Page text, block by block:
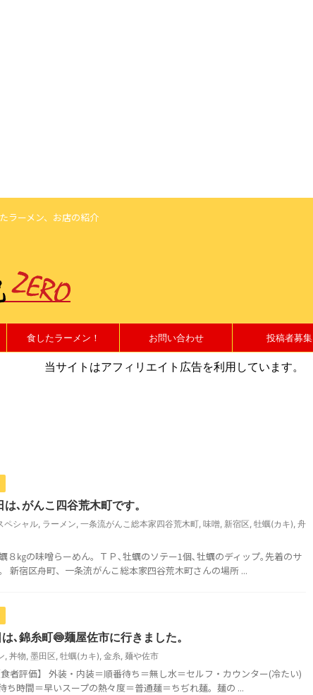
ラーメン、お店の紹介
食したラーメン！ お問い合わせ 投稿者募集
当サイトはアフィリエイト広告を利用しています。
､がんこ四谷荒木町です。
ペシャル, ラーメン, 一条流がんこ総本家四谷荒木町, 味噌, 新宿区, 牡蠣(カキ), 舟
８㎏の味噌らーめん。ＴＰ､牡蠣のソテー1個､牡蠣のディップ｡先着のサ
新宿区舟町、一条流がんこ総本家四谷荒木町さんの場所 ...
､錦糸町🍥麺屋佐市に行きました。
, 丼物, 墨田区, 牡蠣(カキ), 金糸, 麺や佐市
者評価】 外装・内装＝順番待ち＝無し水＝セルフ・カウンター(冷たい)
ち時間＝早いスープの熱々度＝普通麺＝ちぢれ麺。麺の ...